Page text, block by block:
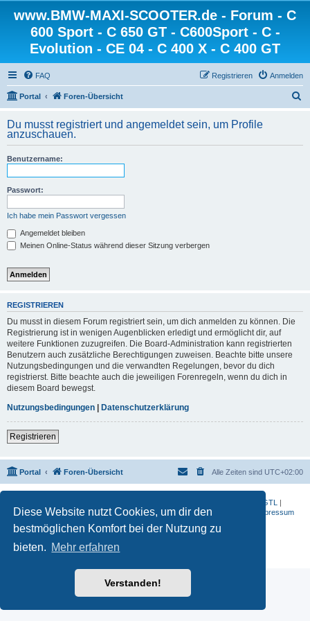
Diese Website nutzt Cookies, um dir den
bestmöglichen Komfort bei der Nutzung zu
bieten. Mehr erfahren
Verstanden!
www.BMW-MAXI-SCOOTER.de - Forum - C
600 Sport - C 650 GT - C600Sport - C -
Evolution - CE 04 - C 400 X - C 400 GT
FAQ Anmelden
Registrieren
Portal Foren-Übersicht
h
Du musst registriert und angemeldet sein, um Profile
anzuschauen.
Benutzername:
Passwort:
Ich habe mein Passwort vergessen
Angemeldet bleiben
Meinen Online-Status während dieser Sitzung verbergen
REGISTRIEREN
Du musst in diesem Forum registriert sein, um dich anmelden zu können. Die
Registrierung ist in wenigen Augenblicken erledigt und ermöglicht dir, auf
weitere Funktionen zuzugreifen. Die Board-Administration kann registrierten
Benutzern auch zusätzliche Berechtigungen zuweisen. Beachte bitte unsere
Nutzungsbedingungen und die verwandten Regelungen, bevor du dich
registrierst. Bitte beachte auch die jeweiligen Forenregeln, wenn du dich in
diesem Board bewegst.
Nutzungsbedingungen | Datenschutzerklärung
Registrieren
Portal Foren-Übersicht Alle Zeiten sind UTC+02:00
K 1600 GTL
|
S 1000 RR|G 650 X| R1200ST|F 800 R |Datenschutzerklärung Impressum
Powered byphpBB ® Forum Software © phpBB Limited
Deutsche Übersetzung durch
Datenschutz